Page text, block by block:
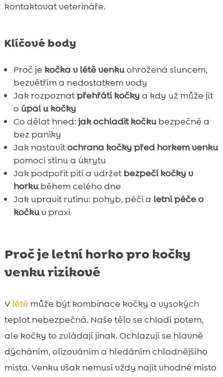
kontaktovat veterináře.
Klíčové body
Proč je kočka v létě venkuohrožená sluncem,
bezvětřím a nedostatkem vody
Jak rozpoznatpřehřátí kočky a kdy už může jít
o úpal u kočky
Co dělat hned: jak ochladit kočkubezpečně a
bez paniky
Jak nastavitochrana kočky před horkem venku
pomocí stínu a úkrytu
Jak podpořit pití a udržetbezpečí kočky v
horkuběhem celého dne
Jak upravit rutinu: pohyb, péči a letní péče o
kočkuv praxi
Proč je letní horko pro kočky
venku rizikové
Vlétě může být kombinace kočky a vysokých
teplot nebezpečná. Naše tělo se chladí potem,
ale kočky to zvládají jinak. Ochlazují se hlavně
dýcháním, olizováním a hledáním chladnějšího
místa. Venku však nemusí vždy najít vhodné místo